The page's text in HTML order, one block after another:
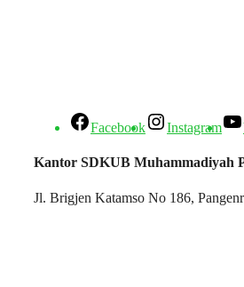
Facebook Instagram
Kantor SDKUB Muhammadiyah
Jl. Brigjen Katamso No 186,